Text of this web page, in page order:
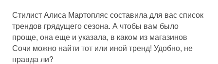
Стилист Алиса Мартопляс составила для вас список
трендов грядущего сезона. А чтобы вам было
проще, она еще и указала, в каком из магазинов
Сочи можно найти тот или иной тренд! Удобно, не
правда ли?